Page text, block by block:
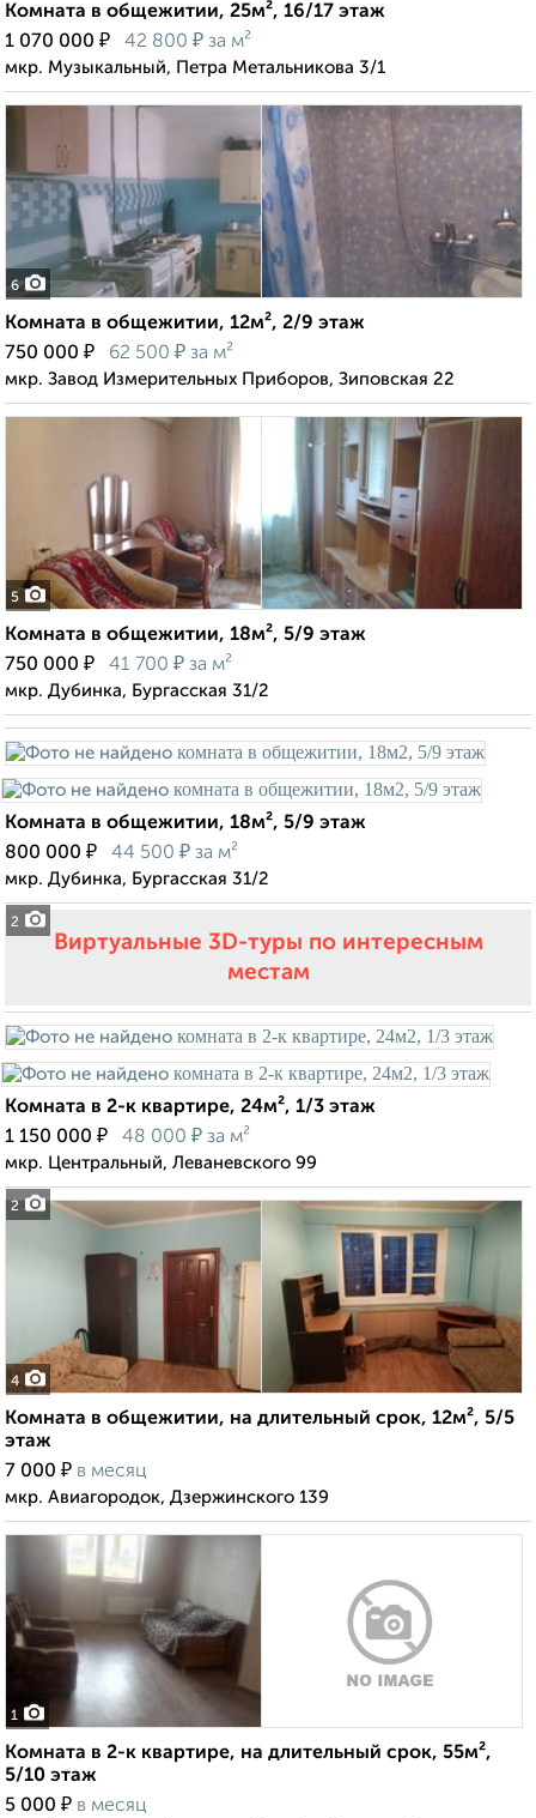
Комната в общежитии, 25м², 16/17 этаж
1 070 000 ₽ 42 800 ₽ за м²
мкр. Музыкальный, Петра Метальникова 3/1
6
Комната в общежитии, 12м², 2/9 этаж
750 000 ₽ 62 500 ₽ за м²
мкр. Завод Измерительных Приборов, Зиповская 22
5
Комната в общежитии, 18м², 5/9 этаж
750 000 ₽ 41 700 ₽ за м²
мкр. Дубинка, Бургасская 31/2
2
Комната в общежитии, 18м², 5/9 этаж
800 000 ₽ 44 500 ₽ за м²
мкр. Дубинка, Бургасская 31/2
Виртуальные 3D-туры по интересным
местам
2
Комната в 2-к квартире, 24м², 1/3 этаж
1 150 000 ₽ 48 000 ₽ за м²
мкр. Центральный, Леваневского 99
4
Комната в общежитии, на длительный срок, 12м², 5/5
этаж
7 000 ₽ в месяц
мкр. Авиагородок, Дзержинского 139
1
Комната в 2-к квартире, на длительный срок, 55м²,
5/10 этаж
5 000 ₽ в месяц